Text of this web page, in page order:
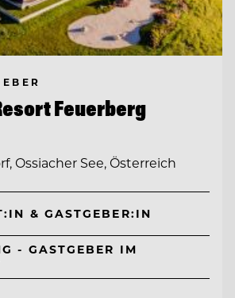
Feuerberg
Ossiacher See, Österreich
& GASTGEBER:IN
- GASTGEBER IM